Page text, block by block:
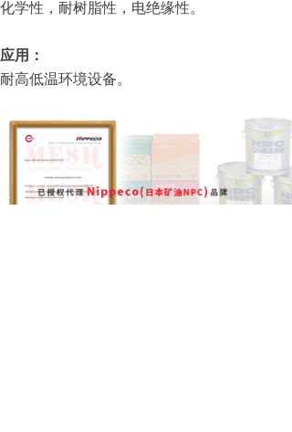
化学性，耐树脂性，电绝缘性。
应用：
耐高低温环境设备。